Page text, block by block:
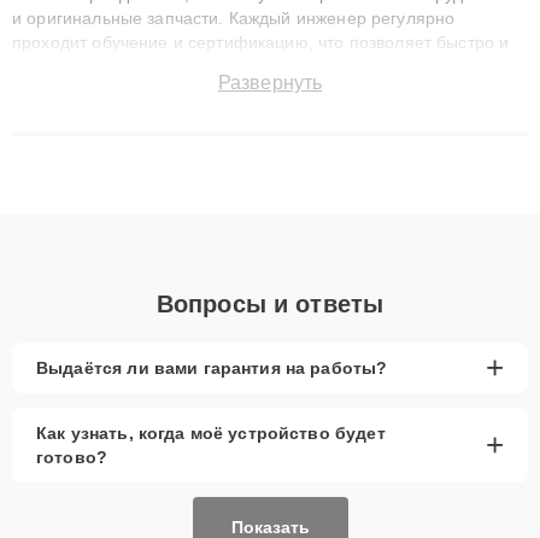
и оригинальные запчасти. Каждый инженер регулярно
проходит обучение и сертификацию, что позволяет быстро и
сохранением гарантии до 3 лет. Наши мастера решают
Развернуть
Вопросы и ответы
Выдаётся ли вами гарантия на работы? +
Как узнать, когда моё устройство будет
готово?
+
Показать